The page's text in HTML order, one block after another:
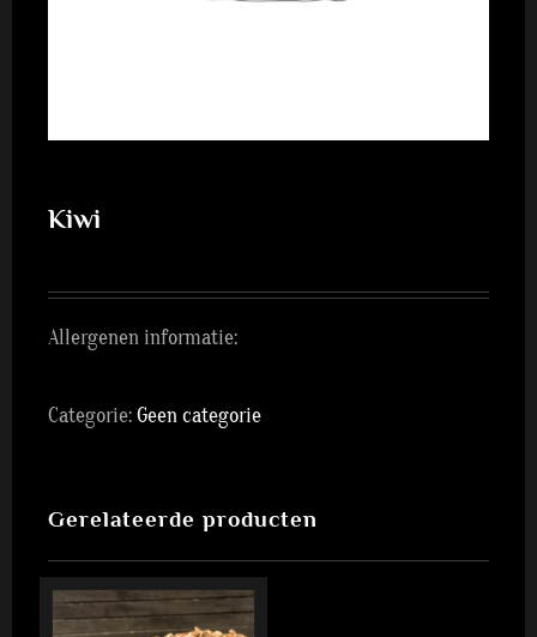
Kiwi
Allergenen informatie:
Categorie:Geen categorie
Gerelateerde producten